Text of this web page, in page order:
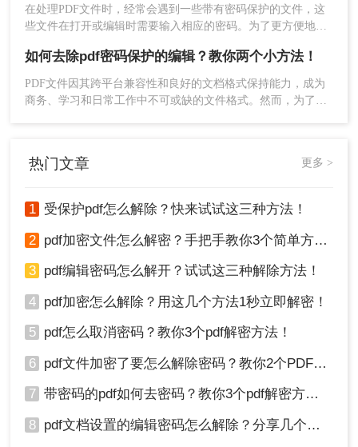
Excel、PPT、Word、Html、图片、Cad等文件格式转
换。
1、我们来具体操作一下，打开转转大师PDF转换器客
2、加入要解密的PDF文件，点击开始解密，等待解密
成功。
在处理PDF文件时，经常会遇到一些带有密码保护的文件，这
些文件在打开或编辑时需要输入相应的密码。为了更方便地使
pdf如何去密码呢？本文将详细介绍几种去除带密码PDF文件密
码的方法，帮助用户轻松解决这一问题。
如何去除pdf密码保护的编辑？教你两个小方法！
PDF文件因其跨平台兼容性和良好的文档格式保持能力，成为
商务、学习和日常工作中不可或缺的文件格式。然而，为了保
件内容。
热门文章 更多 >
1 受保护pdf怎么解除？快来试试这三种方法！
2 pdf加密文件怎么解密？手把手教你3个简单方法！
3 pdf编辑密码怎么解开？试试这三种解除方法！
4 pdf加密怎么解除？用这几个方法1秒立即解密！
5 pdf怎么取消密码？教你3个pdf解密方法！
6 pdf文件加密了要怎么解除密码？教你2个PDF解密方法
7 带密码的pdf如何去密码？教你3个pdf解密方法！
8 pdf文档设置的编辑密码怎么解除？分享几个解密方法！